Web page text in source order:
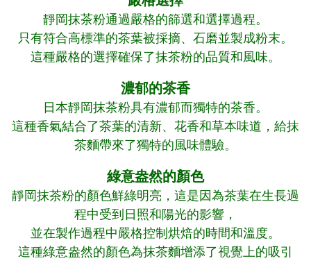
靜岡抹茶粉通過嚴格的篩選和選擇過程。
只有符合高標準的茶葉被採摘、石磨並製成粉末。
這種嚴格的選擇確保了抹茶粉的品質和風味。
濃郁的茶香
日本靜岡抹茶粉具有濃郁而獨特的茶香。
這種香氣結合了茶葉的清新、花香和草本味道，給抹
茶麵帶來了獨特的風味體驗。
綠意盎然的顏色
靜岡抹茶粉的顏色鮮綠明亮，這是因為茶葉在生長過
程中受到日照和陽光的影響，
並在製作過程中嚴格控制烘焙的時間和溫度。
這種綠意盎然的顏色為抹茶麵增添了視覺上的吸引